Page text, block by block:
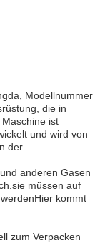
Modellnummer
die in
ist
und wird von
der
anderen Gasen
müssen auf
kommt
zum Verpacken